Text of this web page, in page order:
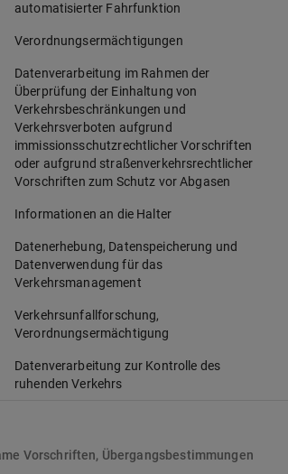
automatisierter Fahrfunktion
Verordnungsermächtigungen
Datenverarbeitung im Rahmen der
Überprüfung der Einhaltung von
Verkehrsbeschränkungen und
Verkehrsverboten aufgrund
immissionsschutzrechtlicher Vorschriften
oder aufgrund straßenverkehrsrechtlicher
Vorschriften zum Schutz vor Abgasen
Informationen an die Halter
Datenerhebung, Datenspeicherung und
Datenverwendung für das
Verkehrsmanagement
Verkehrsunfallforschung,
Verordnungsermächtigung
Datenverarbeitung zur Kontrolle des
ruhenden Verkehrs
Vorschriften, Übergangsbestimmungen